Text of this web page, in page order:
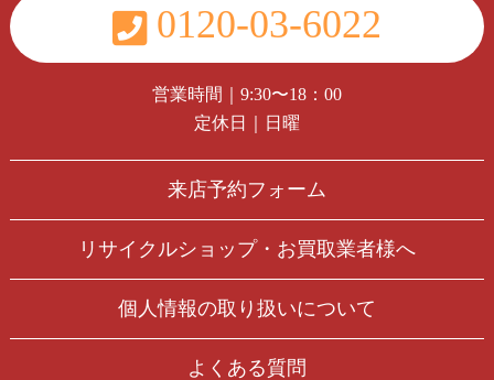
0120-03-6022
営業時間｜9:30〜18：00
定休日｜日曜
来店予約フォーム
リサイクルショップ・お買取業者様へ
個人情報の取り扱いについて
よくある質問